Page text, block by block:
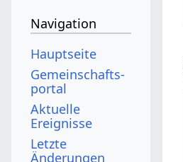
Navigation
Hauptseite
Gemeinschafts­
portal
Aktuelle
Ereignisse
Letzte
Änderungen